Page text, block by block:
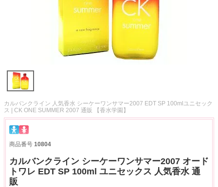
カルバンクライン 人気香水 シーケーワンサマー2007 EDT SP 100mlユニセック
ス | CK ONE SUMMER 2007 通販 【香水学園】
商品番号 10804
カルバンクライン シーケーワンサマー2007 オード
トワレ EDT SP 100ml ユニセックス 人気香水 通
販